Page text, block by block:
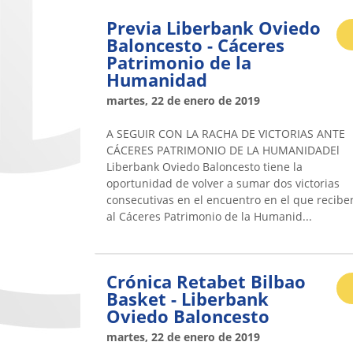
Previa Liberbank Oviedo
Baloncesto - Cáceres
Patrimonio de la
Humanidad
martes, 22 de enero de 2019
A SEGUIR CON LA RACHA DE VICTORIAS ANTE
CÁCERES PATRIMONIO DE LA HUMANIDADEl
Liberbank Oviedo Baloncesto tiene la
oportunidad de volver a sumar dos victorias
consecutivas en el encuentro en el que
al Cáceres Patrimonio de la Humanid...
Crónica Retabet Bilbao
Basket - Liberbank
Oviedo Baloncesto
martes, 22 de enero de 2019